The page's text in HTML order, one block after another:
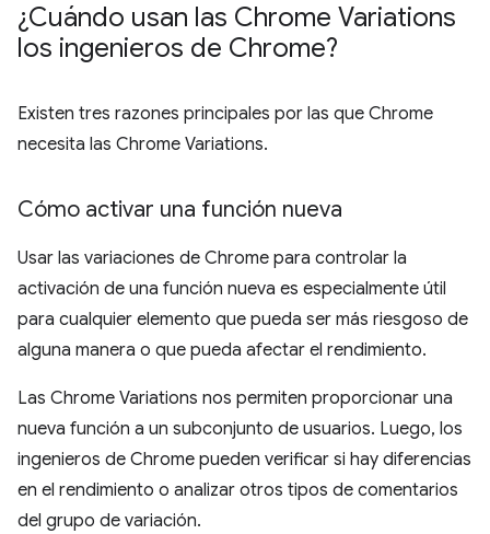
¿Cuándo usan las Chrome Variations
los ingenieros de Chrome?
Existen tres razones principales por las que Chrome
necesita las Chrome Variations.
Cómo activar una función nueva
Usar las variaciones de Chrome para controlar la
activación de una función nueva es especialmente útil
para cualquier elemento que pueda ser más riesgoso de
alguna manera o que pueda afectar el rendimiento.
Las Chrome Variations nos permiten proporcionar una
nueva función a un subconjunto de usuarios. Luego, los
ingenieros de Chrome pueden verificar si hay diferencias
en el rendimiento o analizar otros tipos de comentarios
del grupo de variación.